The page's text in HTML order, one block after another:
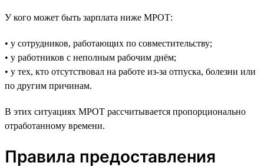
У кого может быть зарплата ниже МРОТ:
• у сотрудников, работающих по совместительству;
• у работников с неполным рабочим днём;
• у тех, кто отсутствовал на работе из-за отпуска, болезни или
по другим причинам.
В этих ситуациях МРОТ рассчитывается пропорционально
отработанному времени.
Правила предоставления